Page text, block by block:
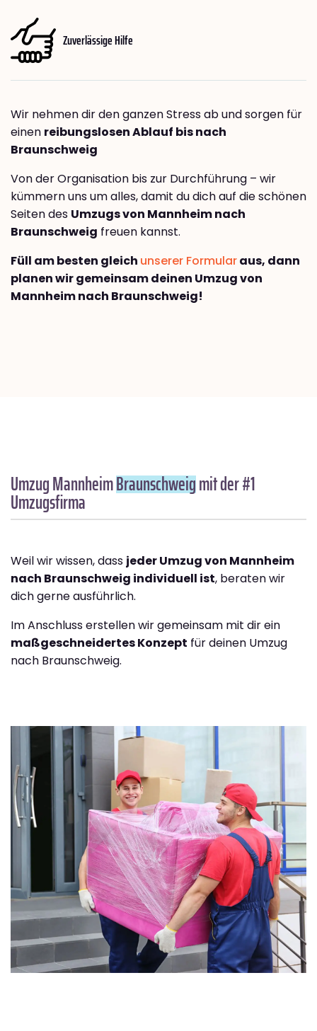
Zuverlässige Hilfe
Wir nehmen dir den ganzen Stress ab und sorgen für
einen reibungslosen Ablauf bis nach
Braunschweig
Von der Organisation bis zur Durchführung – wir
kümmern uns um alles, damit du dich auf die schönen
Seiten des Umzugs von Mannheim nach
Braunschweig freuen kannst.
Füll am besten gleich unserer Formularaus, dann
planen wir gemeinsam deinen Umzug von
Mannheim nach Braunschweig!
Umzug MannheimBraunschweigmit der #1
Umzugsfirma
Weil wir wissen, dass jeder Umzug von Mannheim
nach Braunschweig individuell ist, beraten wir
dich gerne ausführlich.
Im Anschluss erstellen wir gemeinsam mit dir ein
maßgeschneidertes Konzept für deinen Umzug
nach Braunschweig.